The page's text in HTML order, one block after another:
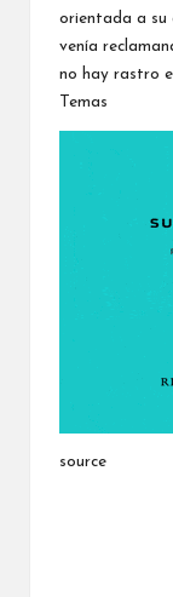
orientada a su
venía
no hay rastro
Temas
source